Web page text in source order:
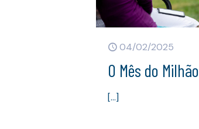
04/02/2025
O Mês do Milhão
[…]